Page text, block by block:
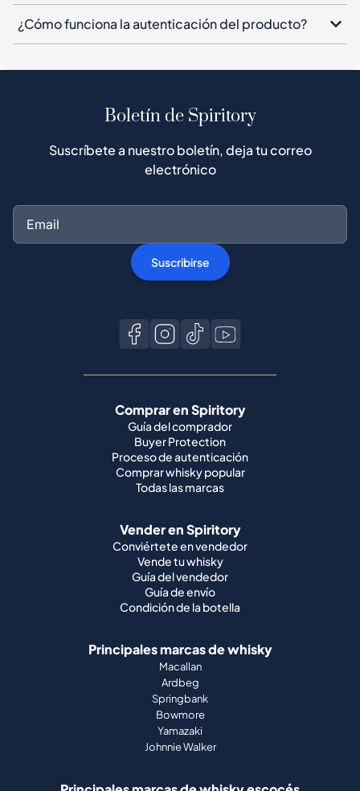
¿Cómo funciona la autenticación del producto?
Boletín de Spiritory
Suscríbete a nuestro boletín, deja tu correo
electrónico
Suscribirse
Comprar en Spiritory
Guía del comprador
Buyer Protection
Proceso de autenticación
Comprar whisky popular
Todas las marcas
Vender en Spiritory
Conviértete en vendedor
Vende tu whisky
Guía del vendedor
Guía de envío
Condición de la botella
Principales marcas de whisky
Macallan
Ardbeg
Springbank
Bowmore
Yamazaki
Johnnie Walker